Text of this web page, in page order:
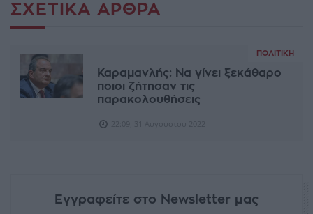
ΣΧΕΤΙΚΆ ΆΡΘΡΑ
ΠΟΛΙΤΙΚΉ
Καραμανλής: Να γίνει ξεκάθαρο
ποιοι ζήτησαν τις
παρακολουθήσεις
Εγγραφείτε στο Newsletter μας